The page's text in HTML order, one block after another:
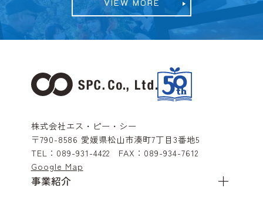
VIEW MORE
株式会社エス・ピー・シー
〒790-8586 愛媛県松山市湊町7丁目3番地5
TEL： 089-931-4422 FAX： 089-934-7612
Google Map
事業紹介